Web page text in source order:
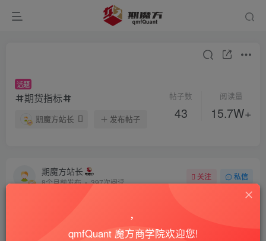
话题
期货指标
期魔方站长 发布帖子
帖子数
43
阅读量
15.7W+
期魔方站长
8个月前发布 397次阅读
关注 私信
神奇九转指标，大家已经很熟悉了，但是因为各种原因，神奇九
转的有效性正在逐步降低，但其核心原理确实非常值得我们借鉴
qmfQuant 魔方商学院欢迎您!